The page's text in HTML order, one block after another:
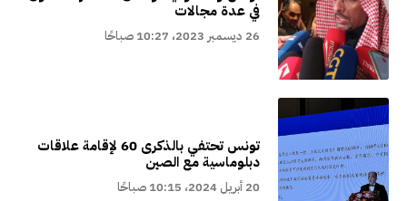
في عدة مجالات
26 ديسمبر 2023، 10:27 صباحًا
تونس تحتفي بالذكرى 60 لإقامة علاقات
دبلوماسية مع الصين
20 أبريل 2024، 10:15 صباحًا